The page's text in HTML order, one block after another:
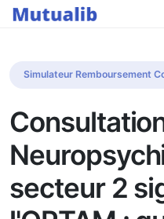
Simulateur Remboursement
secteur 2